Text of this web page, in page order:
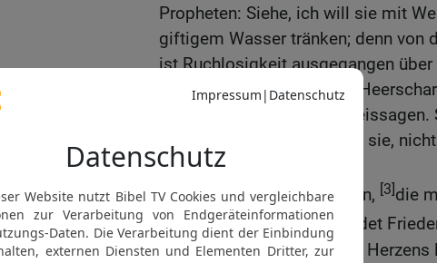
Propheten: Siehe, ich will sie mit
giftigem Wasser tränken; denn von
ist Ruchlosigkeit ausgegangen über
So spricht der Herr der
der Propheten, die euch
Vision ihres Herzens reden sie,
Herrn.
17 Sie sagen stets zu denen, [3]die
Herr hat geredet[3]: Ihr werdet
in der Verstocktheit seines